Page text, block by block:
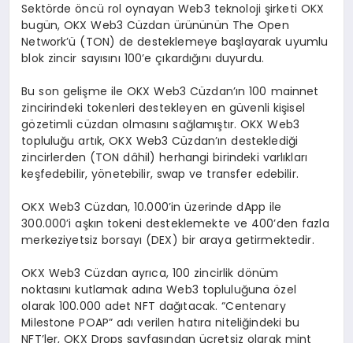
Sektörde öncü rol oynayan Web3 teknoloji şirketi OKX
bugün, OKX Web3 Cüzdan ürününün The Open
Network’ü (TON) de desteklemeye başlayarak uyumlu
blok zincir sayısını 100’e çıkardığını duyurdu.
Bu son gelişme ile OKX Web3 Cüzdan’ın 100 mainnet
zincirindeki tokenleri destekleyen en güvenli kişisel
gözetimli cüzdan olmasını sağlamıştır. OKX Web3
topluluğu artık, OKX Web3 Cüzdan’ın desteklediği
zincirlerden (TON dâhil) herhangi birindeki varlıkları
keşfedebilir, yönetebilir, swap ve transfer edebilir.
OKX Web3 Cüzdan, 10.000’in üzerinde dApp ile
300.000’i aşkın tokeni desteklemekte ve 400’den fazla
merkeziyetsiz borsayı (DEX) bir araya getirmektedir.
OKX Web3 Cüzdan ayrıca, 100 zincirlik dönüm
noktasını kutlamak adına Web3 topluluğuna özel
olarak 100.000 adet NFT dağıtacak. “Centenary
Milestone POAP” adı verilen hatıra niteliğindeki bu
NFT’ler, OKX Drops sayfasından ücretsiz olarak mint